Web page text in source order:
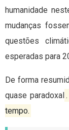
humanidade
mudanças
questões
esperadas para
De forma
quase paradoxal
tempo.